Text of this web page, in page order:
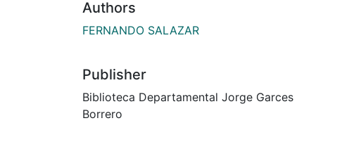
Authors
FERNANDO SALAZAR
Publisher
Biblioteca Departamental Jorge Garces
Borrero